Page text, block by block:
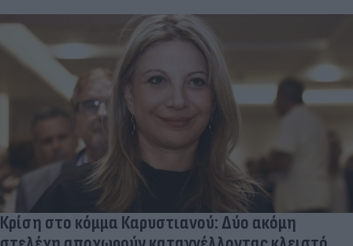
Κρίση στο κόμμα Καρυστιανού: Δύο ακόμη